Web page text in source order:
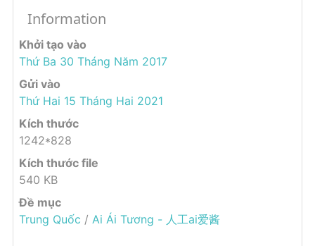
Information
Khởi tạo vào
Thứ Ba 30 Tháng Năm 2017
Gửi vào
Thứ Hai 15 Tháng Hai 2021
Kích thước
1242*828
Kích thước file
540 KB
Đề mục
Trung Quốc / Ai Ái Tương - 人工ai爱酱